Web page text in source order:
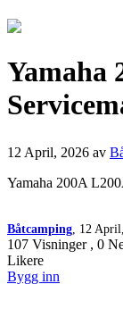
Yamaha
12 April, 2026 av
Yamaha 200A
Båtcamping , 12
107 Visninger , 0
Likere
Bygg inn